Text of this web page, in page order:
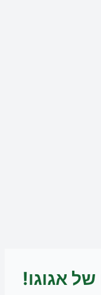
אגוגו!